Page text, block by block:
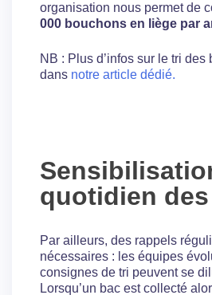
organisation nous permet de
000 bouchons en liège par
NB : Plus d’infos sur le tri
dans notre article dédié.
quotidien
Par ailleurs, des rappels
nécessaires : les équipes
consignes de tri peuvent se
Lorsqu’un bac est collecté